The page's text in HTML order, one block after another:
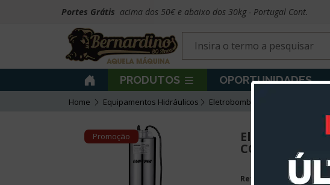
Portes Grátis acima dos 50€ e abaixo dos 30kg - Portugal Cont.
PRODUTOS OPORTUNIDADES
Home Equipamentos Hidráulicos Eletrobombas Submersíveis
Promoção Eletrobomba
COMPACT-66/
Ref: